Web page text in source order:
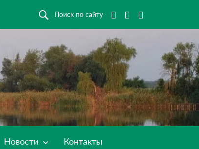
Поиск по сайту
Новости Контакты